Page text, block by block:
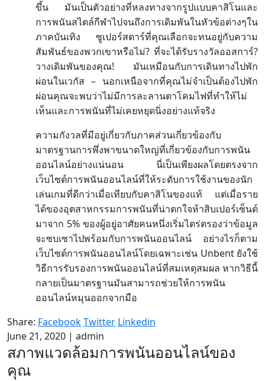
ขึ้น
มันเป็นตัวอย่างที่หลงทางจากรูปแบบคาสิโนและ
การพนันสไตล์กีฬาไปจนถึงการเดิมพันในหัวข้อต่างๆใน
ภาคบันเทิง
ซูเปอร์สตาร์ที่คุณเลือกจะทนอยู่กับความ
สัมพันธ์ของพวกเขาหรือไม่? ที่จะได้รับรางวัลออสการ์?
วางเดิมพันของคุณ!
มันเหมือนกับการเดินทางไปพัก
ผ่อนในเวกัส
–
นอกเหนือจากที่คุณไม่จำเป็นต้องไปพัก
ผ่อนคุณจะพบว่าไม่มีการละลานตาโคมไฟที่ทำให้ไม่
เห็นและการพนันที่ไม่เคยหยุดนิ่งอย่างแท้จริง
ความกังวลที่มีอยู่เกี่ยวกับภาคส่วนเกี่ยวข้องกับ
มาตรฐานการพึ่งพาขนาดใหญ่ที่เกี่ยวข้องกับการพนัน
ออนไลน์อย่างแน่นอน
นี่เป็นเพียงผลโดยตรงจาก
เว็บไซต์การพนันออนไลน์ที่ให้ระดับการใช้งานของนัก
เล่นเกมที่ดีกว่าเมื่อเทียบกับคาสิโนของแท้
แต่เมื่อราย
ได้ของอุตสาหกรรมการพนันที่น่าตกใจห้าสิบเปอร์เซ็นต์
มาจาก 5% ของผู้อยู่อาศัยคนหนึ่งเริ่มไตร่ตรองว่าข้อมูล
จะซบเซาไปพร้อมกับการพนันออนไลน์
อย่างไรก็ตาม
เว็บไซต์การพนันออนไลน์โดยเฉพาะเช่น Unbent ยังใช้
วิธีการรับรองการพนันออนไลน์ที่สมเหตุสมผล หากวิธีนี้
กลายเป็นมาตรฐานมันสามารถช่วยให้การพนัน
ออนไลน์หมุนออกจากมือ
Share: FacebookTwitter Linkedin
June 21, 2020 | admin
สภาพแวดล้อมการพนันออนไลน์ของ
คุณ